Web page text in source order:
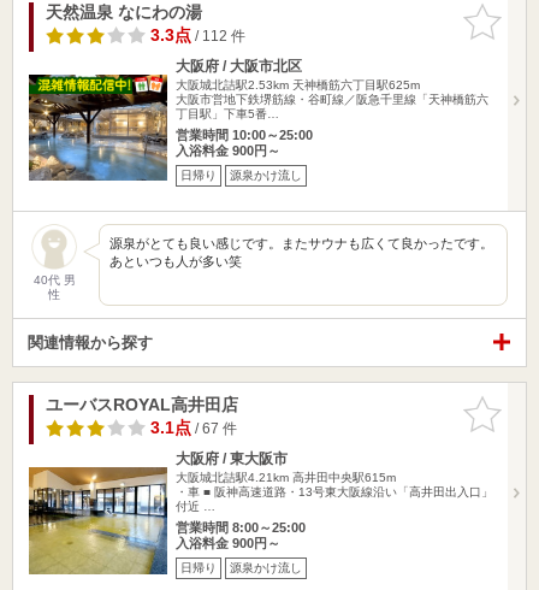
お気に入
りに追加
天然温泉 なにわの湯
3.3点/ 112 件
大阪府 / 大阪市北区
大阪城北詰駅2.53km 天神橋筋六丁目駅625m
大阪市営地下鉄堺筋線・谷町線／阪急千里線「天神橋筋六
丁目駅」下車5番…
営業時間 10:00～25:00
入浴料金 900円～
日帰り 源泉かけ流し
40代 男
性
源泉がとても良い感じです。またサウナも広くて良かったです。
あといつも人が多い笑
関連情報から探す
お気に入
りに追加
ユーバスROYAL高井田店
3.1点/ 67 件
大阪府 / 東大阪市
大阪城北詰駅4.21km 高井田中央駅615m
・車 ■ 阪神高速道路・13号東大阪線沿い「高井田出入口」
付近 …
営業時間 8:00～25:00
入浴料金 900円～
日帰り 源泉かけ流し